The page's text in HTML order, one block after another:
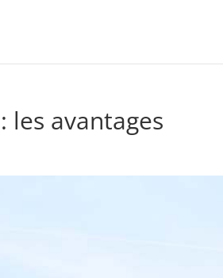
les avantages